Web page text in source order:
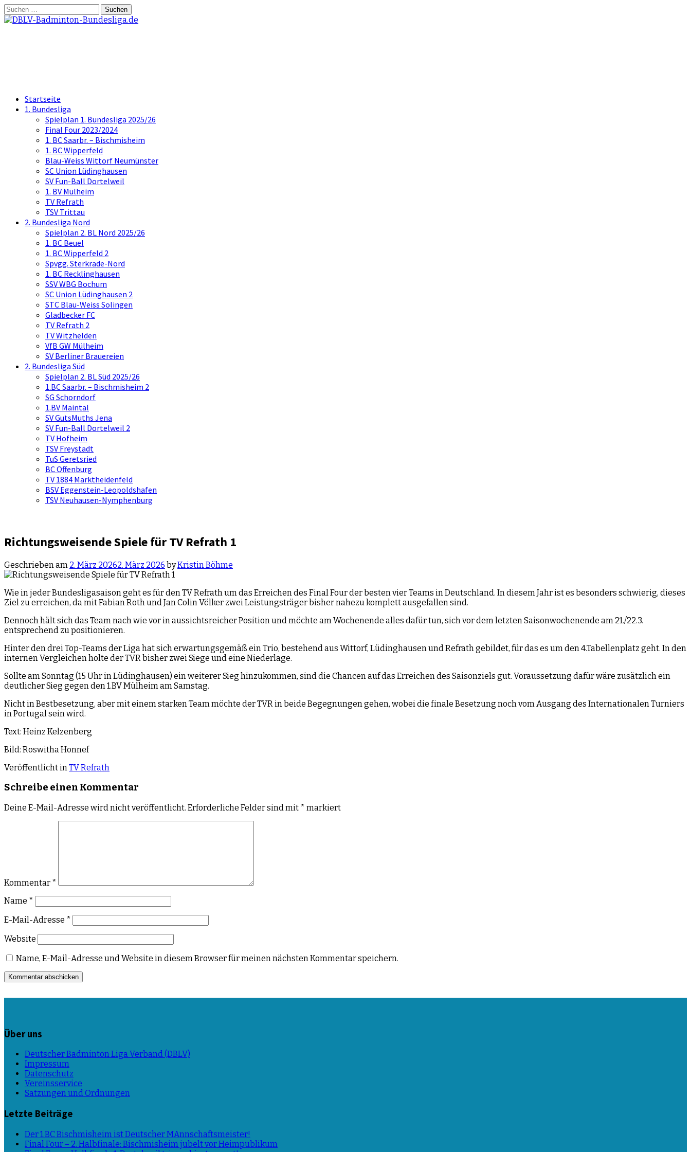
Springe
zum
Suchen
nach:
Startseite
1. Bundesliga
Spielplan 1. Bundesliga 2025/26
Final Four 2023/2024
1. BC Saarbr. – Bischmisheim
1. BC Wipperfeld
Blau-Weiss Wittorf Neumünster
SC Union Lüdinghausen
SV Fun-Ball Dortelweil
1. BV Mülheim
TV Refrath
TSV Trittau
2. Bundesliga Nord
Spielplan 2. BL Nord 2025/26
1. BC Beuel
1. BC Wipperfeld 2
Spvgg. Sterkrade-Nord
1. BC Recklinghausen
SSV WBG Bochum
SC Union Lüdinghausen 2
STC Blau-Weiss Solingen
Gladbecker FC
TV Refrath 2
TV Witzhelden
VfB GW Mülheim
SV Berliner Brauereien
2. Bundesliga Süd
Spielplan 2. BL Süd 2025/26
1.BC Saarbr. – Bischmisheim 2
SG Schorndorf
1.BV Maintal
SV GutsMuths Jena
SV Fun-Ball Dortelweil 2
TV Hofheim
TSV Freystadt
TuS Geretsried
BC Offenburg
TV 1884 Marktheidenfeld
BSV Eggenstein-Leopoldshafen
TSV Neuhausen-Nymphenburg
Richtungsweisende Spiele für TV Refrath 1
Geschrieben am 2. März 20262. März 2026 byKristin Böhme
Wie in jeder Bundesligasaison geht es für den TV Refrath um das Erreichen des Final Four der besten vier Teams in Deutschland. In diesem Jahr ist es besonders schwierig, dieses
Ziel zu erreichen, da mit Fabian Roth und Jan Colin Völker zwei Leistungsträger bisher nahezu komplett ausgefallen sind.
Dennoch hält sich das Team nach wie vor in aussichtsreicher Position und möchte am Wochenende alles dafür tun, sich vor dem letzten Saisonwochenende am 21./22.3.
entsprechend zu positionieren.
Hinter den drei Top-Teams der Liga hat sich erwartungsgemäß ein Trio, bestehend aus Wittorf, Lüdinghausen und Refrath gebildet, für das es um den 4.Tabellenplatz geht. In den
internen Vergleichen holte der TVR bisher zwei Siege und eine Niederlage.
Sollte am Sonntag (15 Uhr in Lüdinghausen) ein weiterer Sieg hinzukommen, sind die Chancen auf das Erreichen des Saisonziels gut. Voraussetzung dafür wäre zusätzlich ein
deutlicher Sieg gegen den 1.BV Mülheim am Samstag.
Nicht in Bestbesetzung, aber mit einem starken Team möchte der TVR in beide Begegnungen gehen, wobei die finale Besetzung noch vom Ausgang des Internationalen Turniers
in Portugal sein wird.
Text: Heinz Kelzenberg
Bild: Roswitha Honnef
Veröffentlicht in TV Refrath
Schreibe einen Kommentar
Deine E-Mail-Adresse wird nicht veröffentlicht. Erforderliche Felder sind mit * markiert
Kommentar *
Name *
E-Mail-Adresse *
Website
Name, E-Mail-Adresse und Website in diesem Browser für meinen nächsten Kommentar speichern.
Über uns
Deutscher Badminton Liga Verband (DBLV)
Impressum
Datenschutz
Vereinsservice
Satzungen und Ordnungen
Letzte Beiträge
Der 1.BC Bischmisheim ist Deutscher MAnnschaftsmeister!
Final Four – 2. Halbfinale: Bischmisheim jubelt vor Heimpublikum